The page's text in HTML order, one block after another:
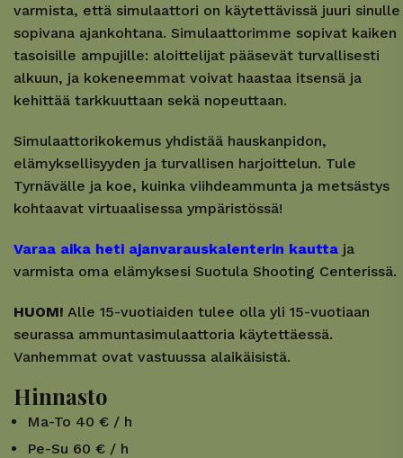
varmista, että simulaattori on käytettävissä juuri sinulle
sopivana ajankohtana. Simulaattorimme sopivat kaiken
tasoisille ampujille: aloittelijat pääsevät turvallisesti
alkuun, ja kokeneemmat voivat haastaa itsensä ja
kehittää tarkkuuttaan sekä nopeuttaan.
Simulaattorikokemus yhdistää hauskanpidon,
elämyksellisyyden ja turvallisen harjoittelun. Tule
Tyrnävälle ja koe, kuinka viihdeammunta ja metsästys
kohtaavat virtuaalisessa ympäristössä!
Varaa aika heti ajanvarauskalenterin kautta ja
varmista oma elämyksesi Suotula Shooting Centerissä.
HUOM! Alle 15-vuotiaiden tulee olla yli 15-vuotiaan
seurassa ammuntasimulaattoria käytettäessä.
Vanhemmat ovat vastuussa alaikäisistä.
Hinnasto
Ma-To 40 € / h
Pe-Su 60 € / h